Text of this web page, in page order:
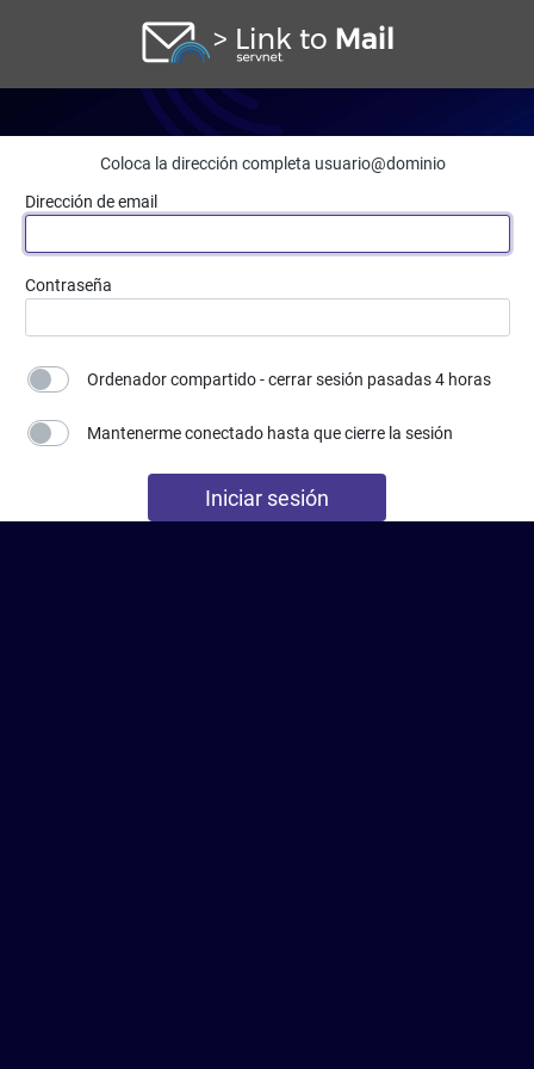
Coloca la dirección completa usuario@dominio
Dirección de email
Contraseña
Ordenador compartido - cerrar sesión pasadas 4 horas
Mantenerme conectado hasta que cierre la sesión
Iniciar sesión